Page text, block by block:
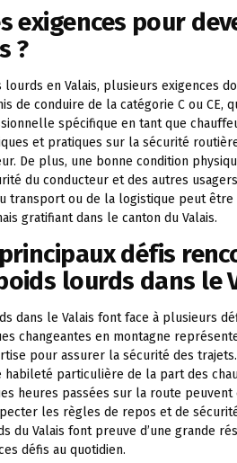
exigences pour
?
en Valais, plusieurs exigences
de conduire de la catégorie C ou CE,
spécifique en tant que
et pratiques sur la sécurité
De plus, une bonne condition
du conducteur et des autres
transport ou de la logistique peut
gratifiant dans le canton du Valais.
défis
lourds dans le
dans le Valais font face à plusieurs
changeantes en montagne
pour assurer la sécurité des
habileté particulière de la part des
heures passées sur la route
les règles de repos et de
du Valais font preuve d’une grande
défis au quotidien.